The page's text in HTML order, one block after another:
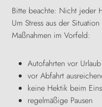
Bitte beachte: Nicht jeder
Um Stress aus der
Maßnahmen im Vorfeld:
Autofahrten vor
vor Abfahrt
keine Hektik beim
regelmäßige Pausen